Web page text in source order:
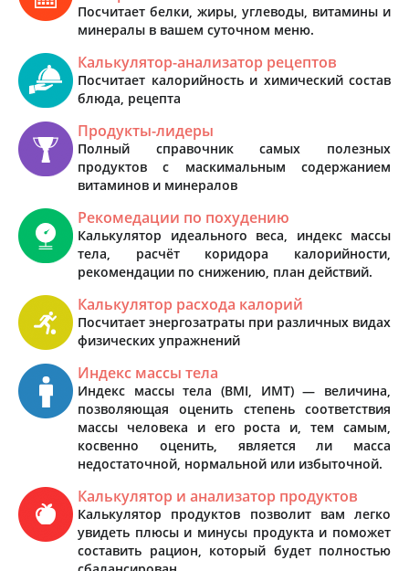
Посчитает белки, жиры, углеводы, витамины и
минералы в вашем суточном меню.
Калькулятор-анализатор рецептов
Посчитает калорийность и химический состав
блюда, рецепта
Продукты-лидеры
Полный справочник самых полезных
продуктов с маскимальным содержанием
витаминов и минералов
Рекомедации по похудению
Калькулятор идеального веса, индекс массы
тела, расчёт коридора калорийности,
рекомендации по снижению, план действий.
Калькулятор расхода калорий
Посчитает энергозатраты при различных видах
физических упражнений
Индекс массы тела
Индекс массы тела (BMI, ИМТ) — величина,
позволяющая оценить степень соответствия
массы человека и его роста и, тем самым,
косвенно оценить, является ли масса
недостаточной, нормальной или избыточной.
Калькулятор и анализатор продуктов
Калькулятор продуктов позволит вам легко
увидеть плюсы и минусы продукта и поможет
составить рацион, который будет полностью